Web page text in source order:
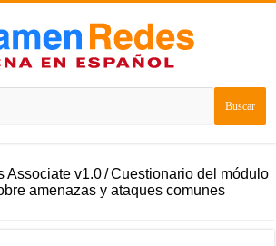
Associate v1.0/Cuestionario del módulo
amenazas y ataques comunes